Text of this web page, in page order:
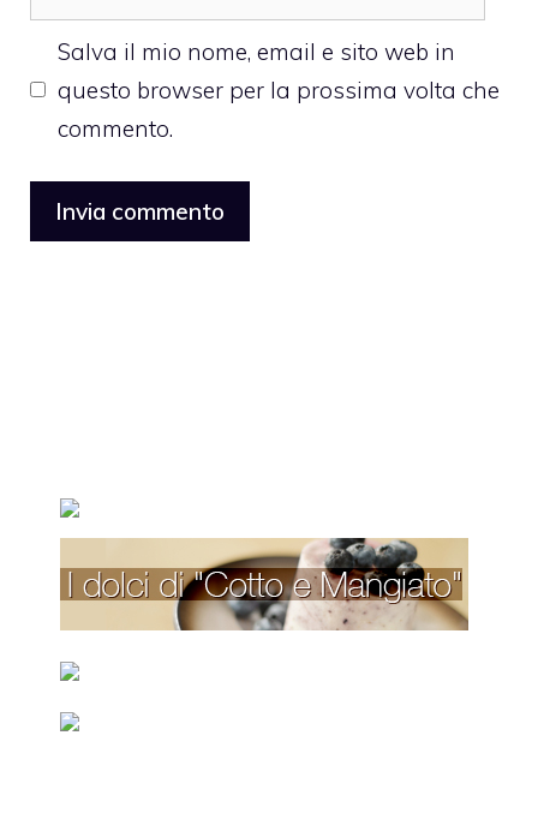
web
Salva il mio nome, email e sito web in
questo browser per la prossima volta che
commento.